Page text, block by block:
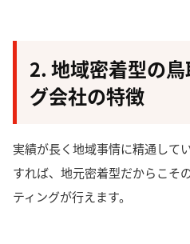
2. 地域密着型の
グ会社の特徴
実績が長く地域事情に精通して
すれば、 地元密着型だからこそ
ティングが行えます。